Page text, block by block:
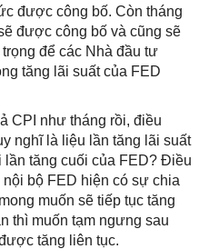
được công bố. Còn tháng
được công bố và cũng sẽ
để các Nhà đầu tư
tăng lãi suất của FED
CPI như tháng rồi, điều
nghĩ là liệu lần tăng lãi suất
lần tăng cuối của FED? Điều
nội bộ FED hiện có sự chia
muốn sẽ tiếp tục tăng
thì muốn tạm ngưng sau
tăng liên tục.